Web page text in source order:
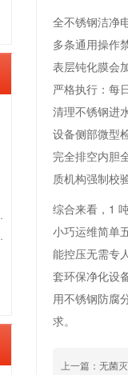
全不锈钢洁净
多条通用操作
表层钝化膜会
严格执行：每
清理不锈钢进
设备侧部微型
完全排空内胆
质机构强制校
综合来看，1
小巧运维简单
能控压无需专
套环保净化设
用不锈钢防腐
求。
上一篇：无菌